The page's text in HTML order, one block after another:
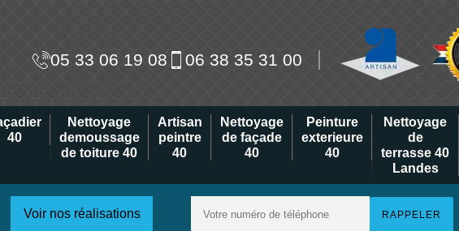
05 33 06 19 08 06 38 35 31 00
40
Nettoyage
demoussage
de toiture 40
Artisan
peintre
40
Nettoyage
de façade
40
Peinture
exterieure
40
Nettoyage
de
terrasse 40
Landes
Voir nos réalisations